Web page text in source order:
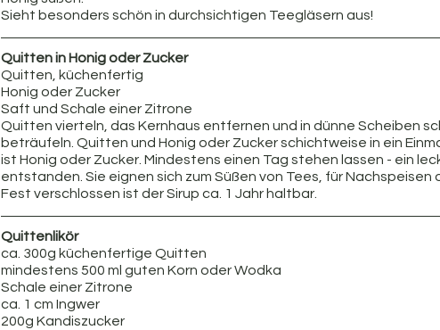
Sieht besonders schön in durchsichtigen Teegläsern aus!
Quitten in Honig oder Zucker
Quitten, küchenfertig
Honig oder Zucker
Saft und Schale einer Zitrone
Quitten vierteln, das Kernhaus entfernen und in dünne Scheiben
beträufeln. Quitten und Honig oder Zucker schichtweise in ein
ist Honig oder Zucker. Mindestens einen Tag stehen lassen - ein
entstanden. Sie eignen sich zum Süßen von Tees, für Nachspeisen
Fest verschlossen ist der Sirup ca. 1 Jahr haltbar.
Quittenlikör
ca. 300g küchenfertige Quitten
mindestens 500 ml guten Korn oder Wodka
Schale einer Zitrone
ca. 1 cm Ingwer
200g Kandiszucker